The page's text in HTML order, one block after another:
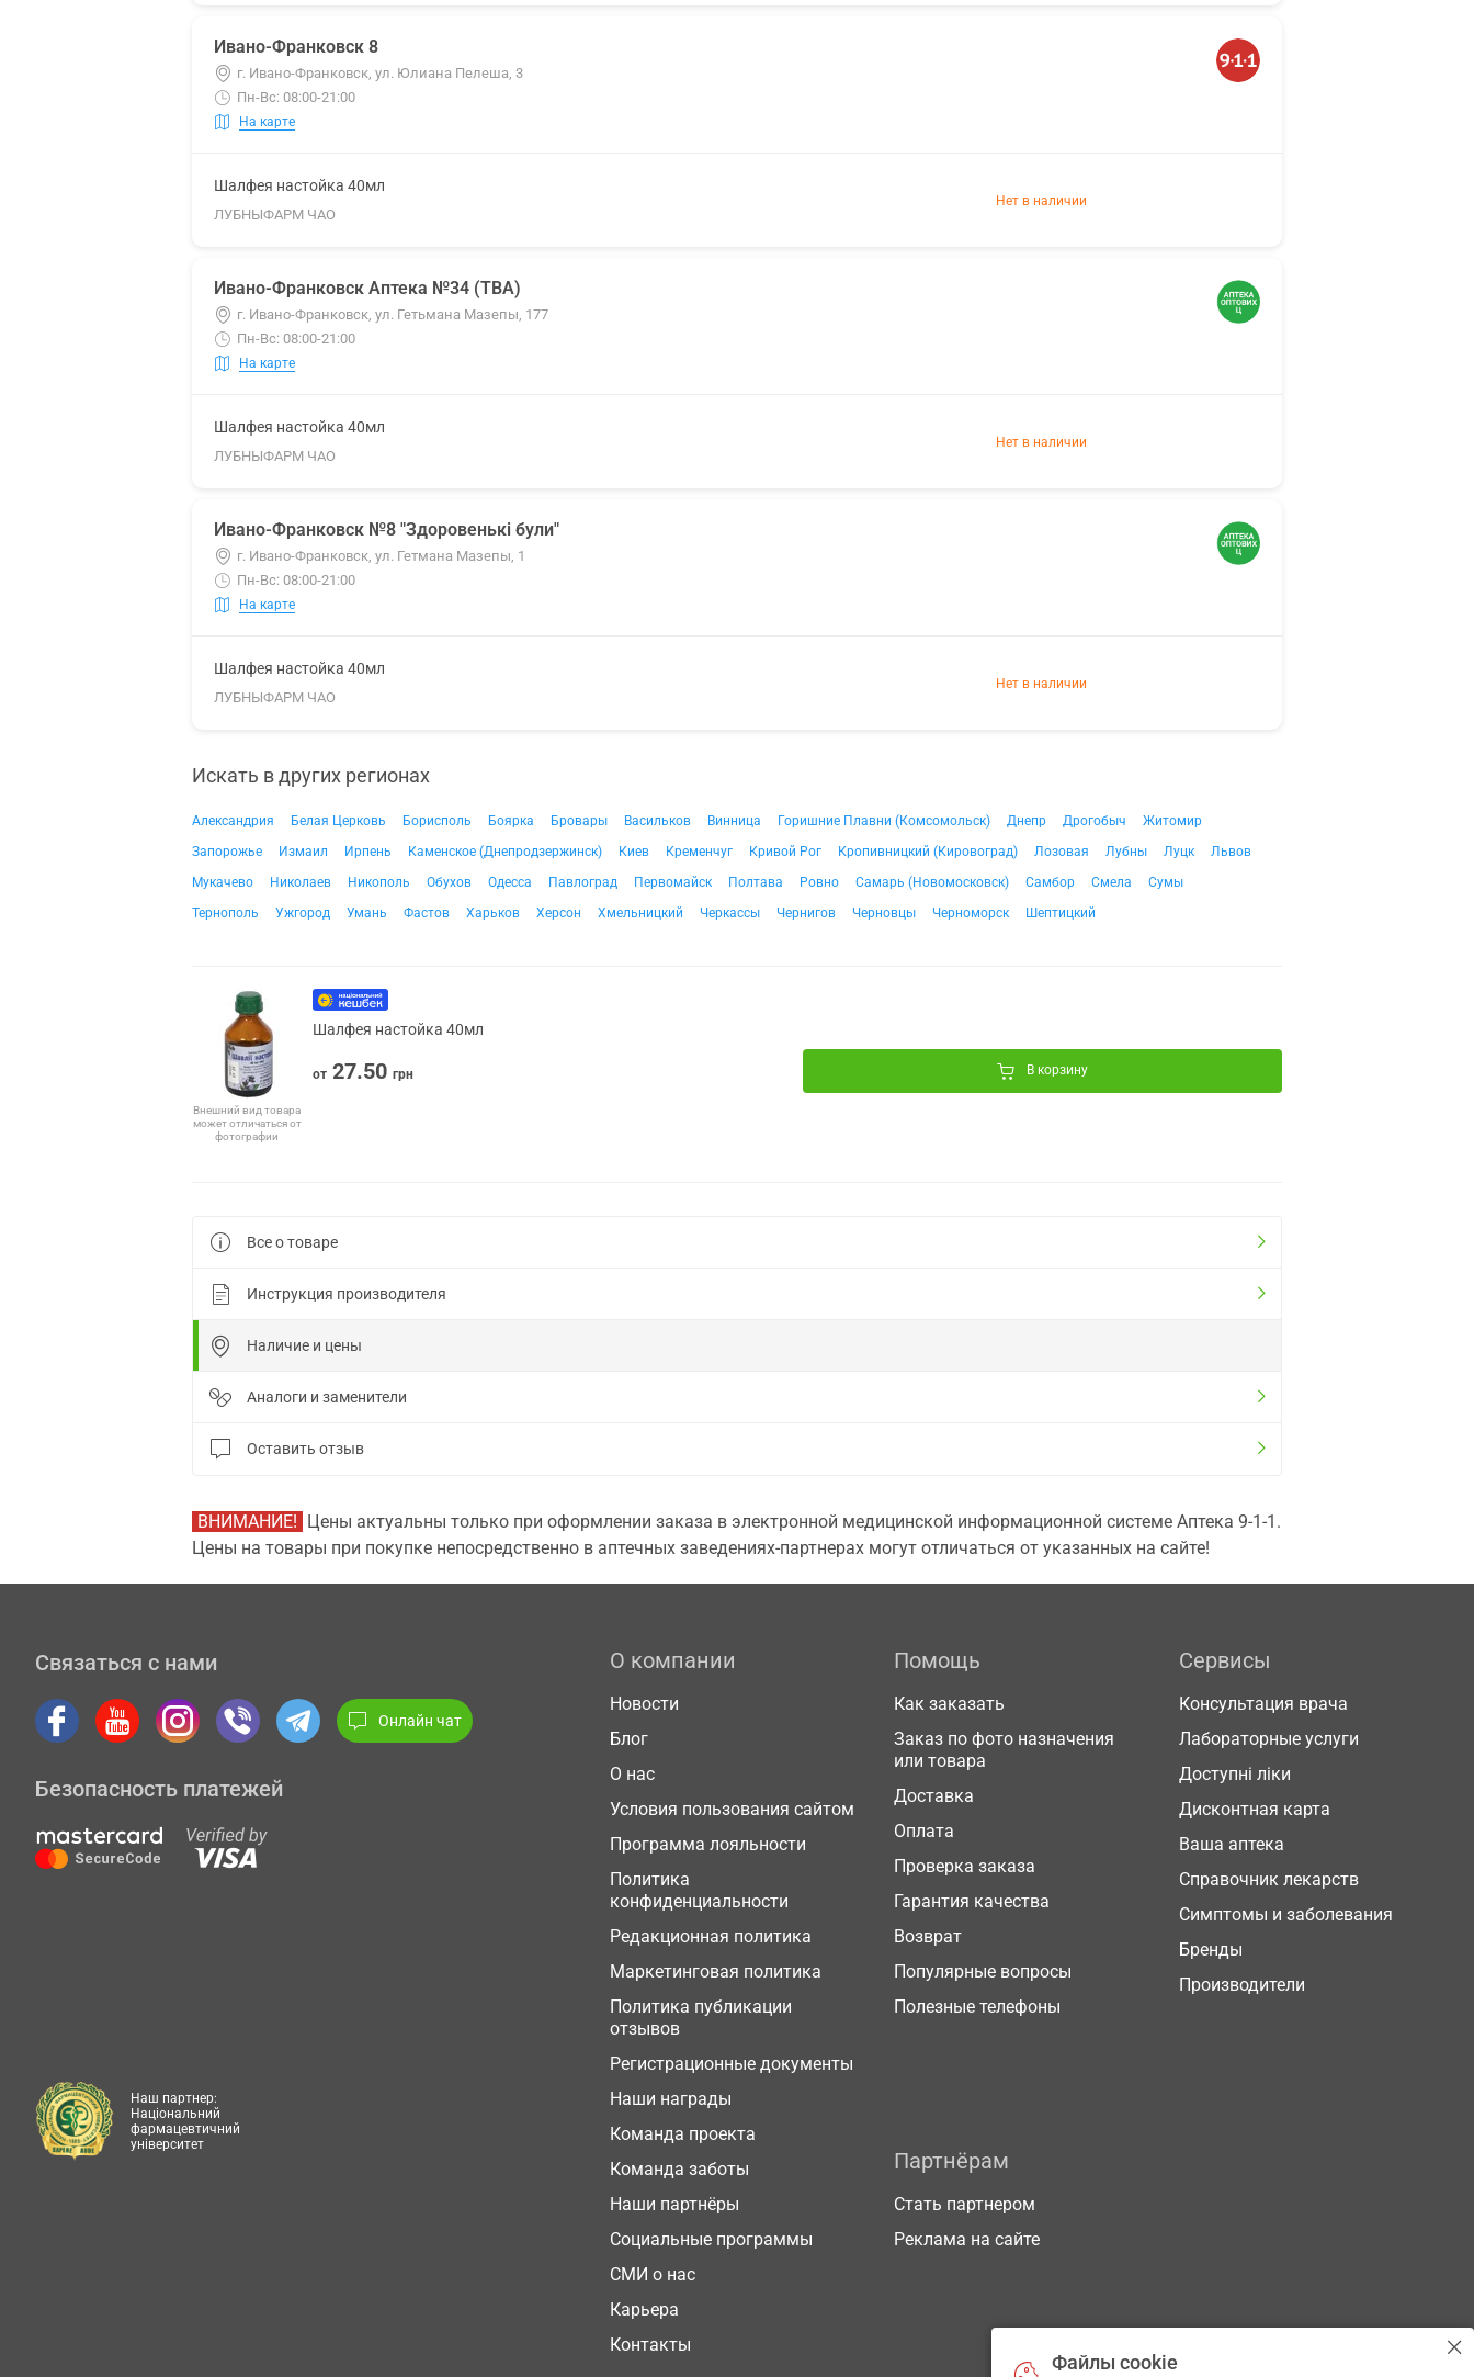
Ивано-Франковск 8
г. Ивано-Франковск, ул. Юлиана Пелеша, 3
Пн-Вс: 08:00-21:00
На карте
Шалфея настойка 40мл
ЛУБНЫФАРМ ЧАО
Нет в наличии
Ивано-Франковск Аптека №34 (ТВА)
г. Ивано-Франковск, ул. Гетьмана Мазепы, 177
Пн-Вс: 08:00-21:00
На карте
Шалфея настойка 40мл
ЛУБНЫФАРМ ЧАО
Нет в наличии
Ивано-Франковск №8 "Здоровенькі були"
г. Ивано-Франковск, ул. Гетмана Мазепы, 1
Пн-Вс: 08:00-21:00
На карте
Шалфея настойка 40мл
ЛУБНЫФАРМ ЧАО
Нет в наличии
Искать в других регионах
Александрия Белая Церковь Борисполь Боярка Бровары Васильков Винница Горишние Плавни (Комсомольск) Днепр Дрогобыч
Житомир
Запорожье
Измаил Ирпень Каменское (Днепродзержинск) Киев Кременчуг Кривой Рог Кропивницкий (Кировоград) Лозовая Лубны Луцк
Львов
Мукачево
Николаев Никополь Обухов Одесса Павлоград Первомайск Полтава Ровно Самарь (Новомосковск) Самбор Смела
Сумы
Тернополь
Ужгород Умань Фастов Харьков Херсон Хмельницкий Черкассы Чернигов Черновцы Черноморск Шептицкий
Внешний вид товара
может отличаться от
фотографии
Шалфея настойка 40мл
от 27.50 грн В корзину
Все о товаре
Инструкция производителя
Наличие и цены
Аналоги и заменители
Оставить отзыв
ВНИМАНИЕ! Цены актуальны только при оформлении заказа в электронной медицинской информационной системе Аптека 9-1-1.
Цены на товары при покупке непосредственно в аптечных заведениях-партнерах могут отличаться от указанных на сайте!
Связаться с нами
Онлайн чат
Безопасность платежей
О компании
Новости
Блог
О нас
Условия пользования сайтом
Программа лояльности
Политика
конфиденциальности
Редакционная политика
Маркетинговая политика
Политика публикации
отзывов
Регистрационные документы
Наши награды
Команда проекта
Команда заботы
Наши партнёры
Социальные программы
СМИ о нас
Карьера
Контакты
Помощь
Как заказать
Заказ по фото назначения
или товара
Доставка
Оплата
Проверка заказа
Гарантия качества
Возврат
Популярные вопросы
Полезные телефоны
Сервисы
Консультация врача
Лабораторные услуги
Доступні ліки
Дисконтная карта
Ваша аптека
Справочник лекарств
Симптомы и заболевания
Бренды
Производители
Партнёрам
Стать партнером
Реклама на сайте
Наш партнер:
Національний
фармацевтичний
університет
Файлы cookie